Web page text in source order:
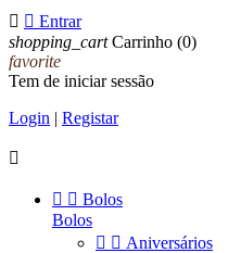
  Entrar
shopping_cart Carrinho (0)
favorite
Tem de iniciar sessão
Login | Registar

  Bolos
Bolos
  Aniversários